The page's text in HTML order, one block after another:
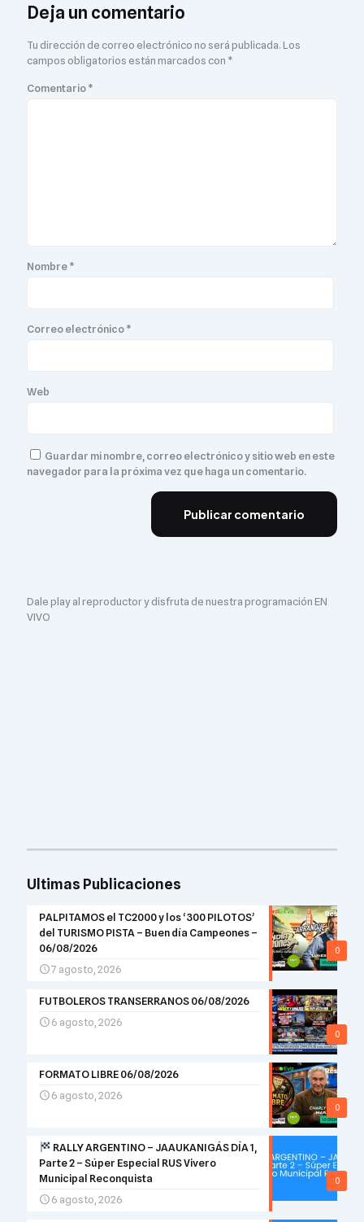
Deja un comentario
Tu dirección de correo electrónico no será publicada.Los
campos obligatorios están marcados con *
Comentario*
Nombre*
Correo electrónico*
Web
Guardar mi nombre, correo electrónico y sitio web en este
navegador para la próxima vez que haga un comentario.
Dale play al reproductor y disfruta de nuestra programación EN
VIVO
Ultimas Publicaciones
0
PALPITAMOS el TC2000 y los ‘300 PILOTOS’
del TURISMO PISTA – Buen día Campeones –
06/08/2026
7 agosto, 2026
0
FUTBOLEROS TRANSERRANOS 06/08/2026
6 agosto, 2026
0
FORMATO LIBRE 06/08/2026
6 agosto, 2026
0
RALLY ARGENTINO – JAAUKANIGÁS DÍA 1,
Parte 2 – Súper Especial RUS Vivero
Municipal Reconquista
6 agosto, 2026